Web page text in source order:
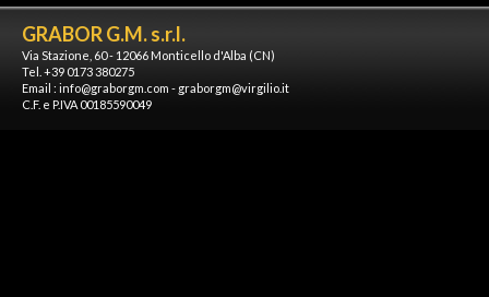
GRABOR G.M. s.r.l.
Via Stazione, 60 - 12066 Monticello d'Alba (CN)
Tel. +39 0173 380275
Email : info@graborgm.com - graborgm@virgilio.it
C.F. e P.IVA 00185590049